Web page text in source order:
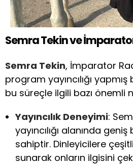
Semra Tekin ve
Semra Tekin, İmparator
program yayıncılığı
bu süreçle ilgili bazı önemli
Yayıncılık Deneyimi:
yayıncılığı alanında
sahiptir. Dinleyicilere
sunarak onların ilgisini